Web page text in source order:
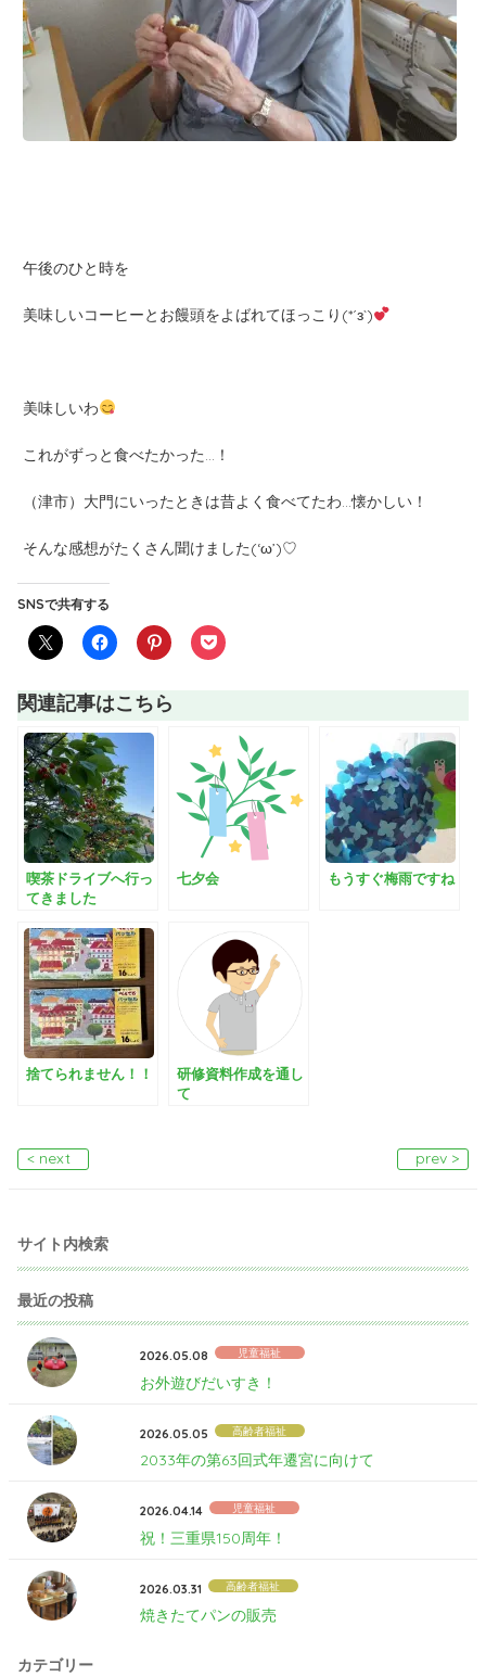
午後のひと時を
美味しいコーヒーとお饅頭をよばれてほっこり(*´з`)
美味しいわ
これがずっと食べたかった…！
（津市）大門にいったときは昔よく食べてたわ…懐かしい！
そんな感想がたくさん聞けました(‘ω’)♡
SNSで共有する
関連記事はこちら
喫茶ドライブへ行っ
てきました
七夕会 もうすぐ梅雨ですね
捨てられません！！
研修資料作成を通し
て
< next prev >
サイト内検索
最近の投稿
2026.05.08 児童福祉
お外遊びだいすき！
2026.05.05 高齢者福祉
2033年の第63回式年遷宮に向けて
2026.04.14 児童福祉
祝！三重県150周年！
2026.03.31 高齢者福祉
焼きたてパンの販売
カテゴリー